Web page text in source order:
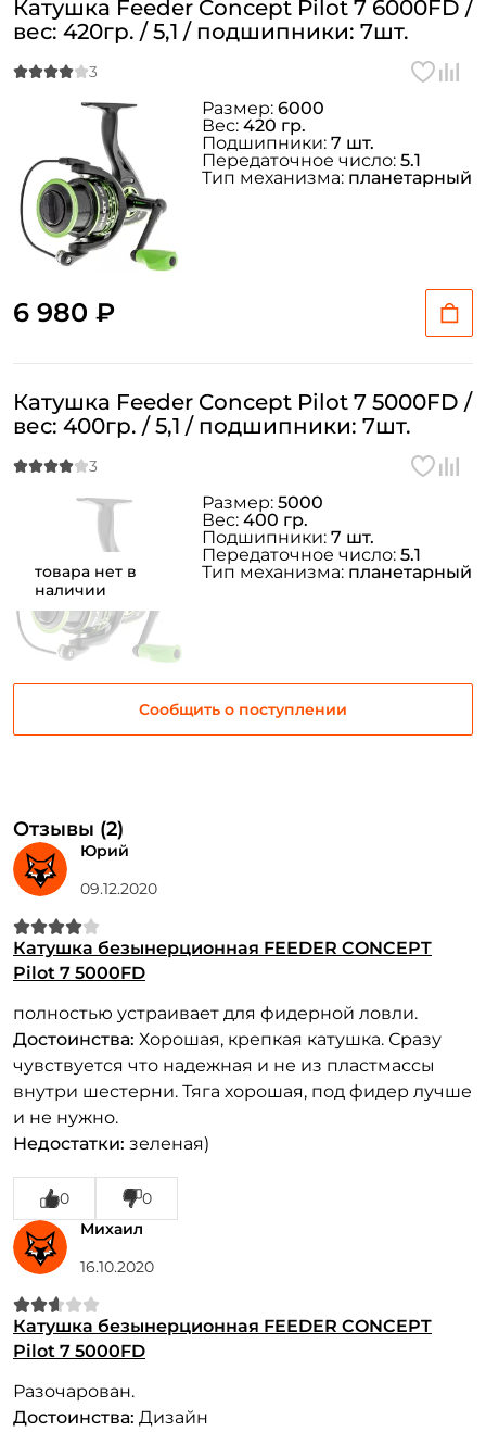
Катушка Feeder Concept Pilot 7 6000FD /
вес: 420гр. / 5,1 / подшипники: 7шт.
6 980 ₽
Размер: 6000
Вес: 420 гр.
Подшипники: 7 шт.
Передаточное число: 5.1
Тип механизма: планетарный
товара нет в
наличии
Катушка Feeder Concept Pilot 7 5000FD /
вес: 400гр. / 5,1 / подшипники: 7шт.
Сообщить о поступлении
Размер: 5000
Вес: 400 гр.
Подшипники: 7 шт.
Передаточное число: 5.1
Тип механизма: планетарный
Отзывы (2)
Юрий
09.12.2020
Катушка безынерционная FEEDER CONCEPT
Pilot 7 5000FD
полностью устраивает для фидерной ловли.
Достоинства: Хорошая, крепкая катушка. Сразу
чувствуется что надежная и не из пластмассы
внутри шестерни. Тяга хорошая, под фидер лучше
и не нужно.
Недостатки: зеленая)
0
0
Михаил
16.10.2020
Катушка безынерционная FEEDER CONCEPT
Pilot 7 5000FD
Разочарован.
Достоинства: Дизайн
Создать аккаунт
ФИО: *
Email: *
Придумайте пароль: *
Повторите пароль: *
Заполняя данную форму вы соглашаетесь на обработку
персональных данных
У меня уже есть аккаунт